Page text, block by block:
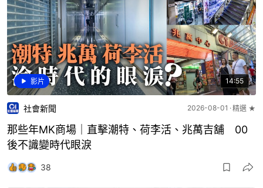
影片 14:55
社會新聞 2026-08-01 精選 ★
那些年MK商場｜直擊潮特、荷李活、兆萬吉舖 00
後不識變時代眼淚
38